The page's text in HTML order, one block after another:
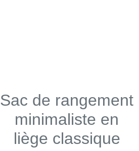
Sac de rangement
minimaliste en
liège classique